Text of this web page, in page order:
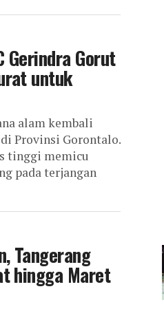
Gerindra Gorut
untuk
alam kembali
Provinsi Gorontalo.
tinggi memicu
pada terjangan
Tangerang
hingga Maret